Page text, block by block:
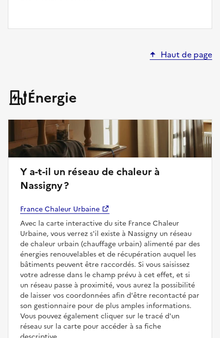
Haut de page
Énergie
Y a-t-il un réseau de chaleur à
Nassigny ?
France Chaleur Urbaine
Avec la carte interactive du site France Chaleur
Urbaine, vous verrez s'il existe à Nassigny un réseau
de chaleur urbain (chauffage urbain) alimenté par des
énergies renouvelables et de récupération auquel les
bâtiments peuvent être raccordés. Si vous saisissez
votre adresse dans le champ prévu à cet effet, et si
un réseau passe à proximité, vous aurez la possibilité
de laisser vos coordonnées afin d'être recontacté par
son gestionnaire pour de plus amples informations.
Vous pouvez également cliquer sur le tracé d'un
réseau sur la carte pour accéder à sa fiche